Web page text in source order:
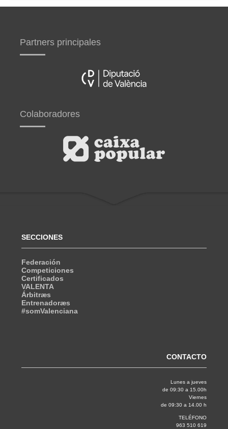
Partners principales
Colaboradores
SECCIONES
Federación
Competiciones
Certificados
VALENTA
Árbitræs
Entrenadoræs
#somValenciana
CONTACTO
Lunes a jueves
de 09:30 a 15.00h
Viernes
de 09:30 a 14.00 h
TELÉFONO
963 510 619